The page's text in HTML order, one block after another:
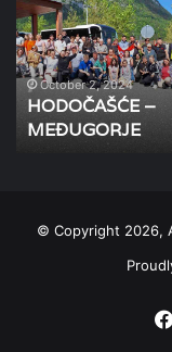
MEĐUGORJE
October 2, 2024
HODOČAŠĆE –
MEĐUGORJE
© Copyright 2026,